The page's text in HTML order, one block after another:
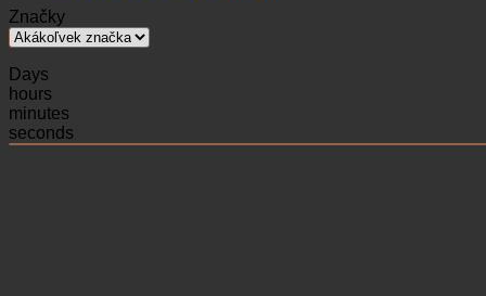
Značky
Days
hours
minutes
seconds